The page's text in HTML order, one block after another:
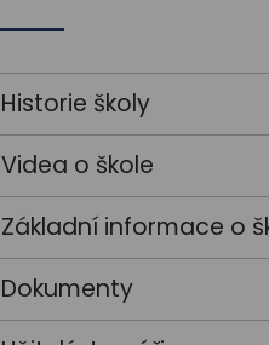
Historie školy
Videa o škole
Základní informace o
Dokumenty